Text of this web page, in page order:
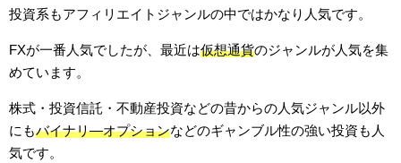
投資系もアフィリエイトジャンルの中ではかなり人気です。
FXが一番人気でしたが、最近は仮想通貨のジャンルが人気を集
めています。
株式・投資信託・不動産投資などの昔からの人気ジャンル以外
にもバイナリ―オプションなどのギャンブル性の強い投資も人
気です。